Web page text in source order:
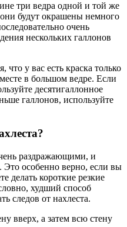
три ведра одной и той же
они будут окрашены немного
очень
нескольких галлонов
у вас есть краска только
в большом ведре. Если
десятигаллонное
галлонов, используйте
раздражающими, и
Это особенно верно, если вы
делать короткие резкие
худший способ
следов от нахлеста.
вверх, а затем всю стену